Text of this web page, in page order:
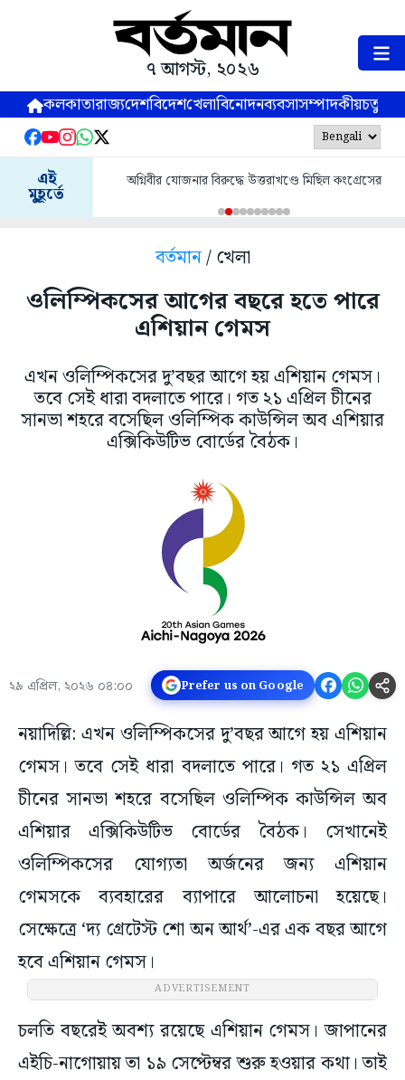
৭ আগস্ট, ২০২৬
কলকাতারাজ্যদেশবিদেশখেলাবিনোদনব্যবসাসম্পাদকীয়
এই
মুহূর্তে
অগ্নিবীর যোজনার বিরুদ্ধে উত্তরাখণ্ডে মিছিল কংগ্রেসের
বর্তমান/ খেলা
ওলিম্পিকসের আগের বছরে হতে পারে
এশিয়ান গেমস
এখন ওলিম্পিকসের দু’বছর আগে হয় এশিয়ান গেমস।
তবে সেই ধারা বদলাতে পারে। গত ২১ এপ্রিল চীনের
সানভা শহরে বসেছিল ওলিম্পিক কাউন্সিল অব এশিয়ার
এক্সিকিউটিভ বোর্ডের বৈঠক।
২৯ এপ্রিল, ২০২৬ ০৪:০০ Prefer us on Google
নয়াদিল্লি: এখন ওলিম্পিকসের দু’বছর আগে হয় এশিয়ান
গেমস। তবে সেই ধারা বদলাতে পারে। গত ২১ এপ্রিল
চীনের সানভা শহরে বসেছিল ওলিম্পিক কাউন্সিল অব
এশিয়ার এক্সিকিউটিভ বোর্ডের বৈঠক। সেখানেই
ওলিম্পিকসের যোগ্যতা অর্জনের জন্য এশিয়ান
গেমসকে ব্যবহারের ব্যাপারে আলোচনা হয়েছে।
সেক্ষেত্রে ‘দ্য গ্রেটেস্ট শো অন আর্থ’-এর এক বছর আগে
হবে এশিয়ান গেমস।
ADVERTISEMENT
চলতি বছরেই অবশ্য রয়েছে এশিয়ান গেমস। জাপানের
এইচি-নাগোয়ায় তা ১৯ সেপ্টেম্বর শুরু হওয়ার কথা। তাই